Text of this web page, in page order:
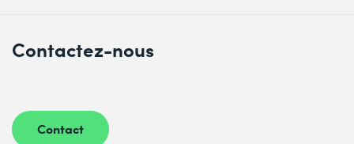
Contactez-nous
Contact